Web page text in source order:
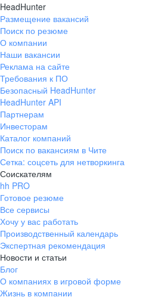
HeadHunter
Размещение вакансий
Поиск по резюме
О компании
Наши вакансии
Реклама на сайте
Требования к ПО
Безопасный HeadHunter
HeadHunter API
Партнерам
Инвесторам
Каталог компаний
Поиск по вакансиям в Чите
Сетка: соцсеть для нетворкинга
Соискателям
hh PRO
Готовое резюме
Все сервисы
Хочу у вас работать
Производственный календарь
Экспертная рекомендация
Новости и статьи
Блог
О компаниях в игровой форме
Жизнь в компании